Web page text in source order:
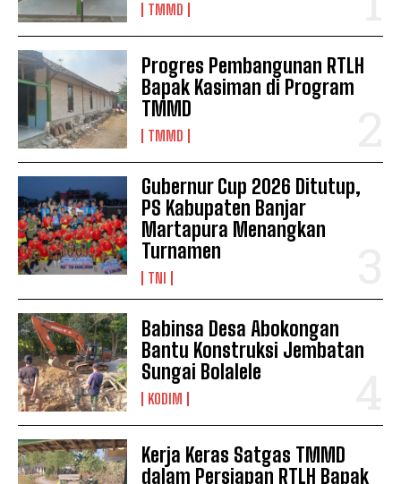
TMMD
Progres Pembangunan RTLH
Bapak Kasiman di Program
TMMD
TMMD
Gubernur Cup 2026 Ditutup,
PS Kabupaten Banjar
Martapura Menangkan
Turnamen
TNI
Babinsa Desa Abokongan
Bantu Konstruksi Jembatan
Sungai Bolalele
KODIM
Kerja Keras Satgas TMMD
dalam Persiapan RTLH Bapak